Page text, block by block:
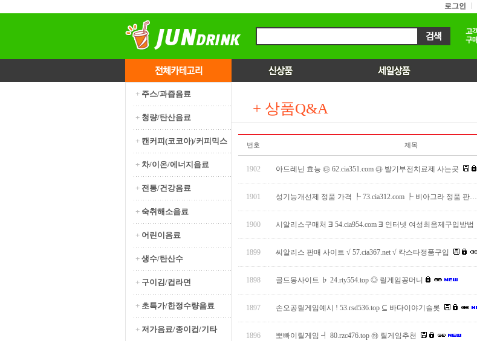
로그인
+ 주스/과즙음료
+ 청량/탄산음료
+ 캔커피(코코아)/커피믹스
+ 차/이온/에너지음료
+ 전통/건강음료
+ 숙취해소음료
+ 어린이음료
+ 생수/탄산수
+ 구이김/컵라면
+ 초특가/한정수량음료
+ 저가음료/종이컵/기타
+ 상품Q&A
번호 제목
1902 아드레닌 효능 ㉰ 62.cia351.com ㉰ 발기부전치료제 사는곳
1901 성기능개선제 정품 가격 ┞ 73.cia312.com ┞ 비아그라 정품 판…
1900 시알리스구매처 ∃ 54.cia954.com ∃ 인터넷 여성최음제구입방법
1899 씨알리스 판매 사이트 √ 57.cia367.net √ 칵스타정품구입
1898 골드몽사이트 ♭ 24.rty554.top ◎ 릴게임꽁머니
1897 손오공릴게임예시 ! 53.rsd536.top ⊆ 바다이야기슬롯
1896 뽀빠이릴게임 ┩ 80.rzc476.top ㉻ 릴게임추천